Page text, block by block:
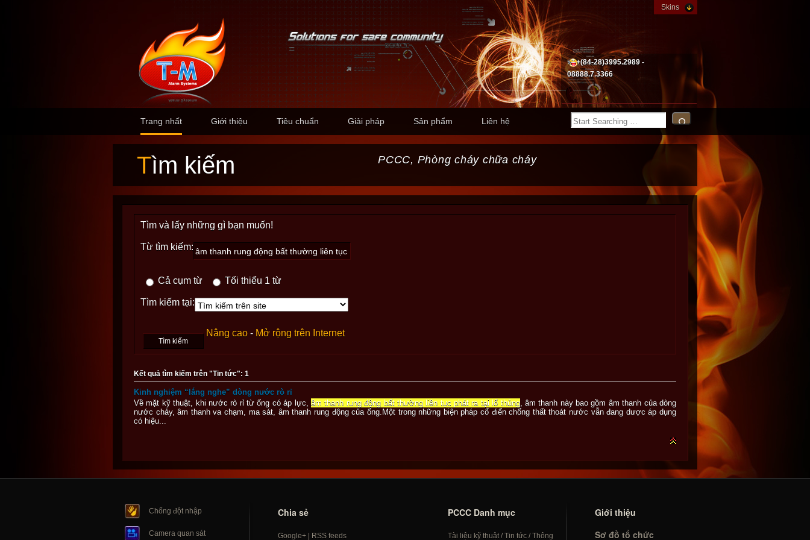
Skins
+(84-28)3995.2989 -
08888.7.3366
Trang nhất Giới thiệu Tiêu chuẩn Giải pháp Sản phẩm Liên hệ
Tìm kiếm PCCC, Phòng cháy chữa cháy
Tìm và lấy những gì bạn muốn!
Từ tìm kiếm:
Cả cụm từ Tối thiểu 1 từ
Tìm kiếm tại:
Nâng cao - Mở rộng trên Internet
Kết quả tìm kiếm trên "Tin tức": 1
Kinh nghiệm “lắng nghe” dòng nước rò rỉ
Về mặt kỹ thuật, khi nước rò rỉ từ ống có áp lực, âm thanh rung động bất thường liên tục phát ra tại lổ thủng, âm thanh này bao gồm âm thanh của dòng
nước chảy, âm thanh va chạm, ma sát, âm thanh rung động của ống.Một trong những biện pháp cổ điển chống thất thoát nước vẫn đang dược áp dụng
có hiệu...
Chống đột nhập
Camera quan sát
Chia sẻ
Google+| RSS feeds
PCCC Danh mục
Tài liệu kỹ thuật/Tin tức/Thông
Giới thiệu
Sơ đồ tổ chức